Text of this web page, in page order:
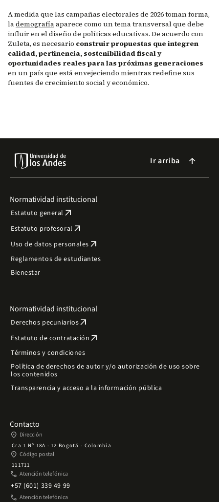
A medida que las campañas electorales de 2026 toman forma,
lademografíaaparece como un tema transversal que debe
influir en el diseño de políticas educativas. De acuerdo con
Zuleta, es necesario construir propuestas que integren
calidad, pertinencia, sostenibilidad fiscal y
oportunidades reales para las próximas generaciones
en un país que está envejeciendo mientras redefine sus
fuentes de crecimiento social y económico.
Ir arriba arrow_forward
Normatividad institucional
Estatuto general arrow_outward
Estatuto profesoral arrow_outward
Uso de datos personales arrow_outward
Reglamentos de estudiantes
Bienestar
Normatividad institucional
Derechos pecuniariosarrow_outward
Estatuto de contratación arrow_outward
Términos y condiciones
Política de derechos de autor y/o autorización de uso sobre
los contenidos
Transparencia y acceso a la información pública
Contacto
place Dirección
Cra 1 Nº 18A - 12 Bogotá - Colombia
place Código postal
111711
phone Atención telefónica
+57 (601) 339 49 99
phone Atención telefónica